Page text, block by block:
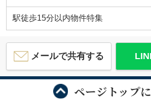
駅徒歩15分以内物件特集
メールで共有する
ページトップ